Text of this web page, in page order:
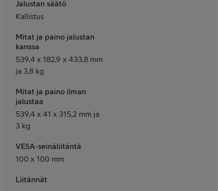
Jalustan säätö
Kallistus
Mitat ja paino jalustan
kanssa
539,4 x 182,9 x 433,8 mm
ja 3,8 kg
Mitat ja paino ilman
jalustaa
539,4 x 41 x 315,2 mm ja
3 kg
VESA-seinäliitäntä
100 x 100 mm
Liitännät